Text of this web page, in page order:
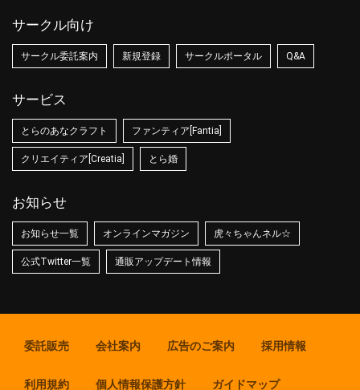
サークル向け
サークル委託案内 新規登録 サークルポータル Q&A
サービス
とらのあなクラフト ファンティア[Fantia]
クリエイティア[Creatia] とら婚
お知らせ
お知らせ一覧 オンラインマガジン 虎々ちゃんネル☆
公式Twitter一覧 通販アップデート情報
委託販売 会社案内 広告のご案内 採用情報
利用規約 個人情報保護方針 ガイドマップ